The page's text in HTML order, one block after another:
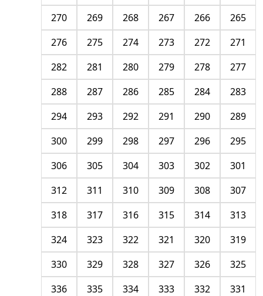
265
266
267
268
269
270
271
272
273
274
275
276
277
278
279
280
281
282
283
284
285
286
287
288
289
290
291
292
293
294
295
296
297
298
299
300
301
302
303
304
305
306
307
308
309
310
311
312
313
314
315
316
317
318
319
320
321
322
323
324
325
326
327
328
329
330
331
332
333
334
335
336